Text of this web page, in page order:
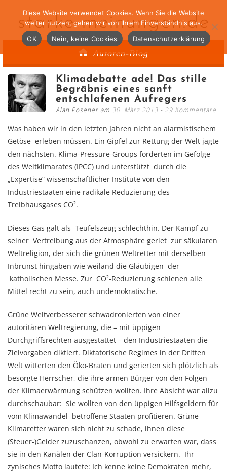
starke-meinungen.de
Autoren-Blog
Klimadebatte ade! Das stille
Begräbnis eines sanft
entschlafenen Aufregers
Alan Posener am 30. März 2013 29 Kommentare
Was haben wir in den letzten Jahren nicht an alarmistischem
Getöse erleben müssen. Ein Gipfel zur Rettung der Welt jagte
den nächsten. Klima-Pressure-Groups forderten im Gefolge
des Weltklimarates (IPCC) und unterstützt durch die
„Expertise“ wissenschaftlicher Institute von den
Industriestaaten eine radikale Reduzierung des
Treibhausgases CO².
Dieses Gas galt als Teufelszeug schlechthin. Der Kampf zu
seiner Vertreibung aus der Atmosphäre geriet zur säkularen
Weltreligion, der sich die grünen Weltretter mit derselben
Inbrunst hingaben wie weiland die Gläubigen der
katholischen Messe. Zur CO²-Reduzierung schienen alle
Mittel recht zu sein, auch undemokratische.
Grüne Weltverbesserer schwadronierten von einer
autoritären Weltregierung, die – mit üppigen
Durchgriffsrechten ausgestattet – den Industriestaaten die
Zielvorgaben diktiert. Diktatorische Regimes in der Dritten
Welt witterten den Öko-Braten und gerierten sich plötzlich als
besorgte Herrscher, die ihre armen Bürger von den Folgen
der Klimaerwärmung schützen wollten. Ihre Absicht war allzu
durchschaubar: Sie wollten von den üppigen Hilfsgeldern für
vom Klimawandel betroffene Staaten profitieren. Grüne
Klimaretter waren sich nicht zu schade, ihnen diese
(Steuer-)Gelder zuzuschanzen, obwohl zu erwarten war, dass
sie in den Kanälen der Clan-Korruption versickern. Ihr
zynisches Motto lautete: Ich kenne keine Demokraten mehr,
Diese Website verwendet Cookies. Wenn Sie die Website
weiter nutzen, gehen wir von Ihrem Einverständnis aus.
OK
Nein, keine Cookies Datenschutzerklärung